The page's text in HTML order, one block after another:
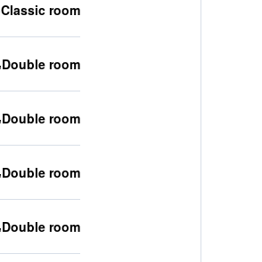
Classic room، نوع السرير غير معروف
Double room، نوع السرير غير معروف
Double room، نوع السرير غير معروف
Double room، نوع السرير غير معروف
Double room، نوع السرير غير معروف